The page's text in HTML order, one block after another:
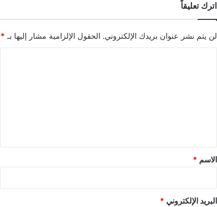
اترك تعليقاً
لن يتم نشر عنوان بريدك الإلكتروني. الحقول الإلزامية مشار إليها بـ *
*
الاسم *
البريد الإلكتروني *